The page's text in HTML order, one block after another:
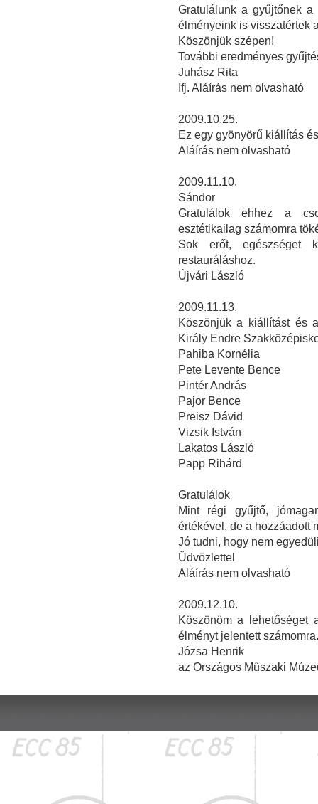
Gratulálunk a gyűjtőnek a
élményeink is visszatértek
Köszönjük szépen!
További eredményes
Juhász Rita
Ifj. Aláírás nem olvasható
2009.10.25.
Ez egy gyönyörű kiállítás
Aláírás nem olvasható
2009.11.10.
Sándor
Gratulálok ehhez a
esztétikailag számomra
Sok erőt, egészséget
restauráláshoz.
Újvári László
2009.11.13.
Köszönjük a kiállítást és
Király Endre
Pahiba Kornélia
Pete Levente Bence
Pintér András
Pajor Bence
Preisz Dávid
Vizsik István
Lakatos László
Papp Rihárd
Gratulálok
Mint régi gyűjtő,
értékével, de a hozzáadott
Jó tudni, hogy nem
Üdvözlettel
Aláírás nem olvasható
2009.12.10.
Köszönöm a lehetőséget
élményt jelentett számomra.
Józsa Henrik
az Országos Műszaki